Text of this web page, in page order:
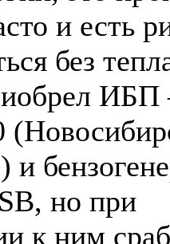
и есть
без
и
но при
к ним